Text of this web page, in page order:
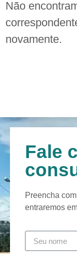
Não
novamente.
Fale
Preencha
entraremos